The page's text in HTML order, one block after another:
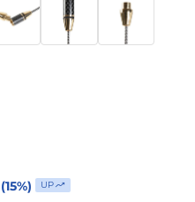
(15%) UP